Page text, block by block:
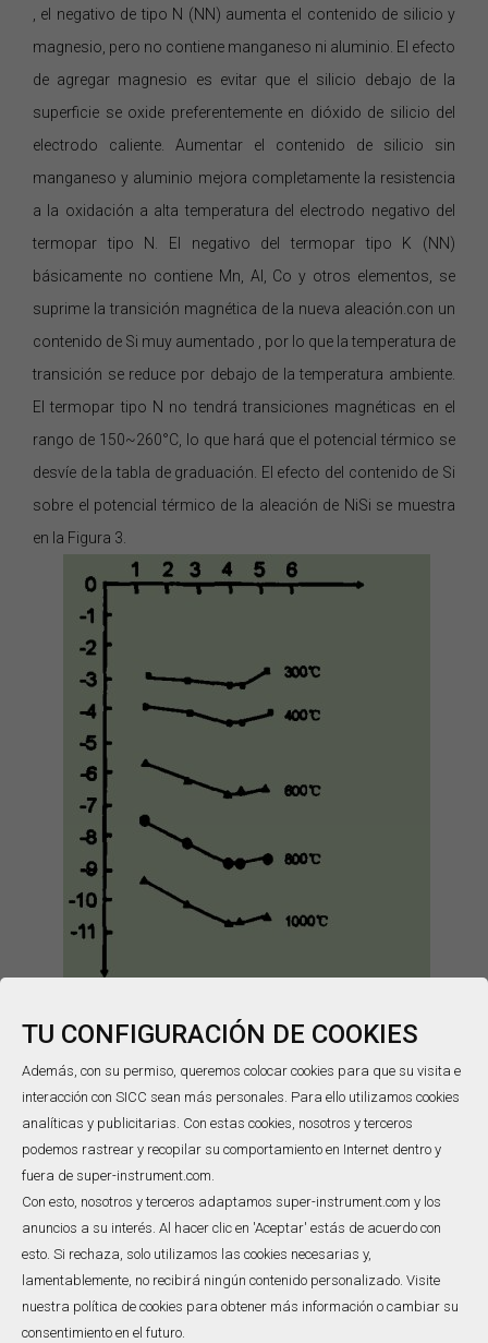
TU CONFIGURACIÓN DE COOKIES
Además, con su permiso, queremos colocar cookies para que su visita e
interacción con SICC sean más personales. Para ello utilizamos cookies
analíticas y publicitarias. Con estas cookies, nosotros y terceros
podemos rastrear y recopilar su comportamiento en Internet dentro y
fuera de super-instrument.com.
Con esto, nosotros y terceros adaptamos super-instrument.com y los
anuncios a su interés. Al hacer clic en 'Aceptar' estás de acuerdo con
esto. Si rechaza, solo utilizamos las cookies necesarias y,
lamentablemente, no recibirá ningún contenido personalizado. Visite
nuestra política de cookies para obtener más información o cambiar su
consentimiento en el futuro.
, el negativo de tipo N (NN) aumenta el contenido de silicio y
magnesio, pero no contiene manganeso ni aluminio. El efecto
de agregar magnesio es evitar que el silicio debajo de la
superficie se oxide preferentemente en dióxido de silicio del
electrodo caliente. Aumentar el contenido de silicio sin
manganeso y aluminio mejora completamente la resistencia
a la oxidación a alta temperatura del electrodo negativo del
termopar tipo N. El negativo del termopar tipo K (NN)
básicamente no contiene Mn, Al, Co y otros elementos, se
suprime la transición magnética de la nueva aleación.con un
contenido de Si muy aumentado , por lo que la temperatura de
transición se reduce por debajo de la temperatura ambiente.
El termopar tipo N no tendrá transiciones magnéticas en el
rango de 150~260°C, lo que hará que el potencial térmico se
desvíe de la tabla de graduación. El efecto del contenido de Si
sobre el potencial térmico de la aleación de NiSi se muestra
en la Figura 3.
1.2. El rendimiento principal de thermode
1.2.1. Propiedades termoeléctricas
Para termopares con buenas características
termoeléctricas, los electrodos termoeléctricos deben tener
un gran potencial termoeléctrico y un coeficiente de Seebeck
después del emparejamiento, lo que puede tener una relación
funcional más lineal, y las características termoeléctricas
tienen buena estabilidad y uniformidad. La Tabla
coeficiente de Seebeck y el potencial termoeléctrico del